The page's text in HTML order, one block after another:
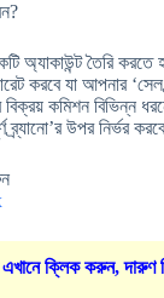
অ্যাকাউন্ট তৈরি করতে
করবে যা আপনার
কমিশন বিভিন্ন
উপর নির্ভর
এখানে ক্লিক করুন, দারুণ